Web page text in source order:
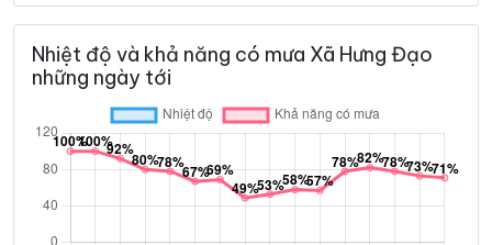
Nhiệt độ và khả năng có mưa Xã Hưng Đạo
những ngày tới